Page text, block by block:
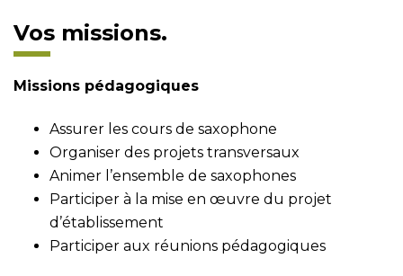
Vos missions.
Missions pédagogiques
Assurer les cours de saxophone
Organiser des projets transversaux
Animer l’ensemble de saxophones
Participer à la mise en œuvre du projet
d’établissement
Participer aux réunions pédagogiques